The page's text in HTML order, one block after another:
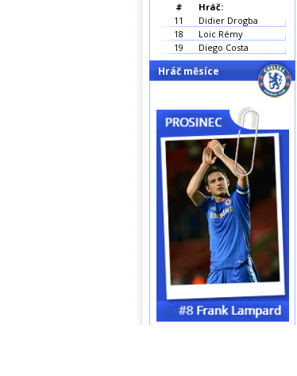
#
Hráč:
11
Didier Drogba
18
Loic Rémy
19
Diego Costa
Hráč měsíce